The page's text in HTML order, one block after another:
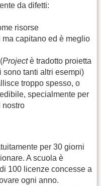
da difetti:
risorse
capitano ed è meglio
Projectè tradotto proietta
sono tanti altri esempi)
troppo spesso, o
specialmente per
nostro
per 30 giorni
A scuola è
100 licenze concesse a
ogni anno.